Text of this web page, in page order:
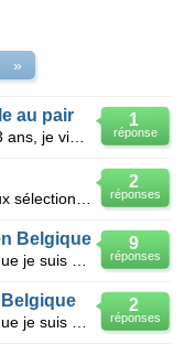
»
1
réponse
au pair
2
réponses
9
réponses
Belgique
2
réponses